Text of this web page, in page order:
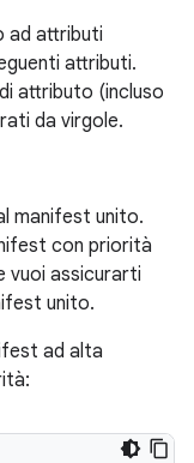
ad attributi
attributi.
attributo (incluso
da virgole.
manifest unito.
con priorità
vuoi assicurarti
unito.
ad alta